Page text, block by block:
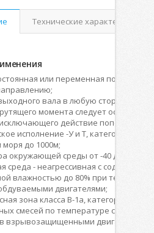
Технические характеристики
или переменная по
вала в любую сторону;
момента следует
действие поперечных
исполнение -У и Т, категории
до 1000м;
окружающей среды от -40 до +40 С;
среда - неагрессивная с
влажностью до 80% при
двигателями;
зона класса В-1а, категория
смесей по температуре
взрывозащищенными двигателями.